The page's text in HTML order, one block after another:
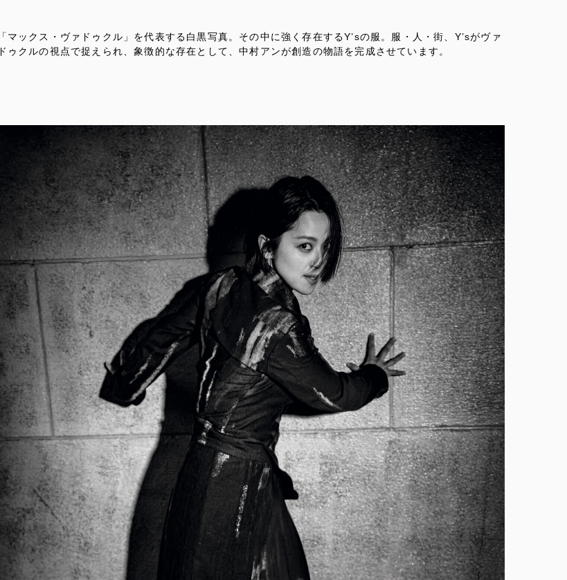
「マックス・ヴァドゥクル」を代表する白黒写真。その中に強く存在するY’sの服。服・人・街、Y’sがヴァ
ドゥクルの視点で捉えられ、象徴的な存在として、中村アンが創造の物語を完成させています。